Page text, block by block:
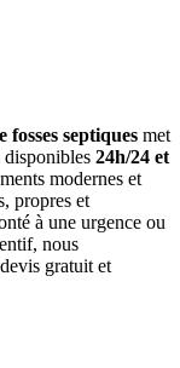
fosses septiques met
disponibles 24h/24 et
modernes et
propres et
à une urgence ou
nous
gratuit et